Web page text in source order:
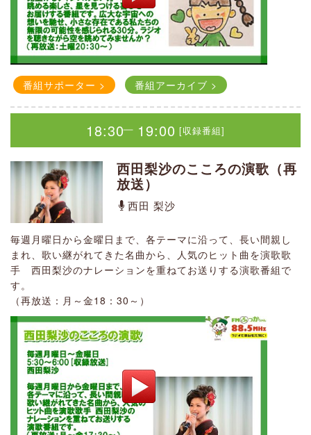
18:00｜18:30 [収録番組]
President Session
社長 神山 憲秀
番組サポーター >
番組アーカイブ >
18:30
西田梨沙のこころの演歌（再
放送）
西田 梨沙
毎週月曜日から金曜日まで、各テーマに沿って、長い間親し
まれ、歌い継がれてきた名曲から、人気のヒット曲を演歌歌
手 西田梨沙のナレーションを重ねてお送りする演歌番組で
す。
（再放送：月～金18：30～）
18:00｜18:30 [収録番組]
深谷青年会議所プレゼンツ
～まちの魅力と希望を届けよ
う～
（提供：(一社）深谷青年会議所
まちづくり、ひとづくりをする青年たちの団体の深谷青年会
き、深谷市・寄居町の魅力や未来への希望となることをトー
クしていく番組
番組アーカイブ >
18:30 ｜19:00 [収録番組]
西田梨沙のこころの演歌（再
放送）
西田 梨沙
毎週月曜日から金曜日まで、各テーマに沿って、長い間親し
まれ、歌い継がれてきた名曲から、人気のヒット曲を演歌歌
手 西田梨沙のナレーションを重ねてお送りする演歌番組で
す。
（再放送：月～金18：30～）
18:30｜19:00 [収録番組]
西田梨沙のこころの演歌（再
放送）
西田 梨沙
毎週月曜日から金曜日まで、各テーマに沿って、長い間親し
手 西田梨沙のナレーションを重ねてお送りする演歌番組で
（再放送：月～金18：30～）
番組サポーター > 番組アーカイブ >
21:00｜ [収録番組]
番組サポーター > 番組アーカイブ >
14:20 14:40 [生放送]
MAKI’S SELECT
（提供：こくさい保険サポート）
シンガーソングライター、ジャズヴォーカルの伊東真紀が最
近興味を惹かれているもの、ハマっていることなどをおすす
めします。第1週目はカバー曲、オリジナル曲をピアノ安達充
と共に披露するアフタヌーン生ライブ。伊東真紀の趣味であ
るお菓子作りのレシピ、季節のスィーツなども紹介していま
す。
ちょっと一息！リラクゼーション！
福田 美奈子
番組アーカイブ > Instagram
16:55｜ [収録番組]
番組サポーター > 番組アーカイブ >
18:30｜ 19:00 [収録番組]
西田梨沙のこころの演歌（再
放送）
西田 梨沙
毎週月曜日から金曜日まで、各テーマに沿って、長い間親し
まれ、歌い継がれてきた名曲から、人気のヒット曲を演歌歌
手 西田梨沙のナレーションを重ねてお送りする演歌番組で
す。
（再放送：月～金18：30～）